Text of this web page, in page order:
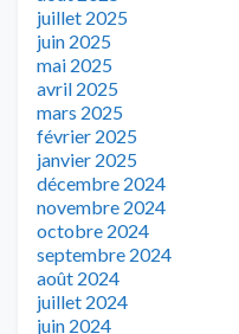
juillet 2025
juin 2025
mai 2025
avril 2025
mars 2025
février 2025
janvier 2025
décembre 2024
novembre 2024
octobre 2024
septembre 2024
août 2024
juillet 2024
juin 2024